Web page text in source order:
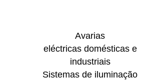
Avarias
eléctricas domésticas e
industriais
Sistemas de iluminação